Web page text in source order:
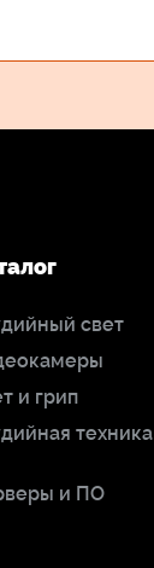
свет
и грип
техника
и ПО